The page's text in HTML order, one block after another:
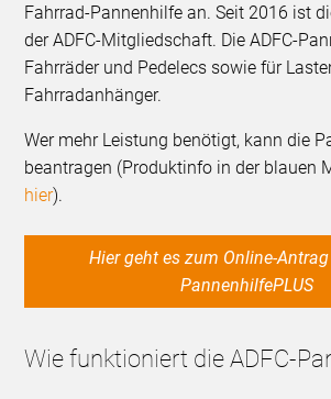
Fahrrad-Pannenhilfe an. Seit 2016 ist
der ADFC-Mitgliedschaft. Die ADFC-
Fahrräder und Pedelecs sowie für
Fahrradanhänger.
Wer mehr Leistung benötigt, kann die
beantragen (Produktinfo in der blauen
hier).
Hier geht es zum Online-Antrag für die
PannenhilfePLUS
Wie funktioniert die ADFC-